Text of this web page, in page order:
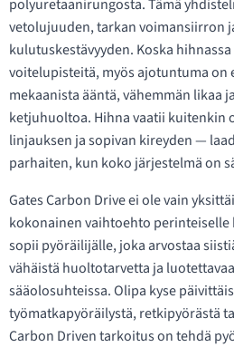
polyuretaanirungosta. Tämä
vetolujuuden, tarkan voimansiirron
kulutuskestävyyden. Koska
voitelupisteitä, myös ajotuntuma on
mekaanista ääntä, vähemmän likaa
ketjuhuoltoa. Hihna vaatii kuitenkin
linjauksen ja sopivan kireyden —
parhaiten, kun koko järjestelmä on
Gates Carbon Drive ei ole vain
kokonainen vaihtoehto
sopii pyöräilijälle, joka arvostaa
vähäistä huoltotarvetta ja
sääolosuhteissa. Olipa kyse
työmatkapyöräilystä, retkipyörästä
Carbon Driven tarkoitus on tehdä